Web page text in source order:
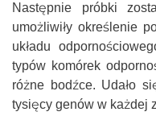
Następnie próbki
umożliwiły określenie
układu
typów komórek
różne bodźce. Udało
tysięcy genów w każdej